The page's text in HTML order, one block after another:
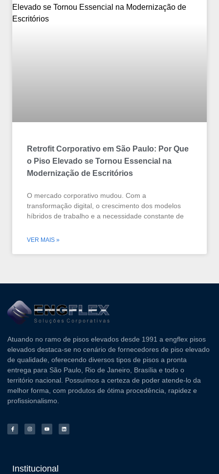
Retrofit Corporativo em São Paulo: Por Que
o Piso Elevado se Tornou Essencial na
Modernização de Escritórios
O mercado corporativo mudou. Com a
transformação digital, o crescimento dos modelos
híbridos de trabalho e a necessidade constante de
VER MAIS »
Atuando no ramo de pisos elevados desde 1991 a engflex pisos
elevados destaca-se no cenário de fornecedores de piso elevado
de qualidade, oferecendo diversos tipos de pisos a pronta
entrega para São Paulo, Rio de Janeiro, Brasília e todo o
território nacional. Possuímos a certeza de poder atende-lo da
melhor forma, com produtos de ótima procedência, rapidez e
profissionalismo.
Institucional